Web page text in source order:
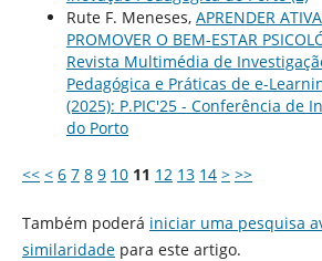
Rute F. Meneses, APRENDER
PROMOVER O BEM-ESTAR
Revista Multimédia de
Pedagógica e Práticas de e-
(2025): P.PIC'25 - Conferência de
do Porto
<< < 6 7 8 9 10 11 12 13 14 > >>
Também poderá iniciar uma pesquisa
similaridadepara este artigo.